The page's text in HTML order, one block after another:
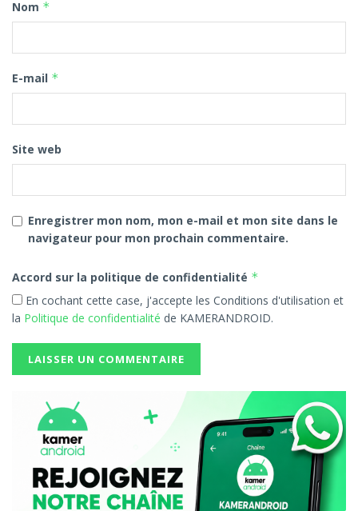
Nom *
E-mail *
Site web
Enregistrer mon nom, mon e-mail et mon site dans le
navigateur pour mon prochain commentaire.
Accord sur la politique de confidentialité *
En cochant cette case, j'accepte les Conditions d'utilisation et
la Politique de confidentialité de KAMERANDROID.